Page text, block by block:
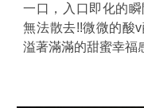
一口，入口即化的
無法散去!!微微的酸
溢著滿滿的甜蜜幸福